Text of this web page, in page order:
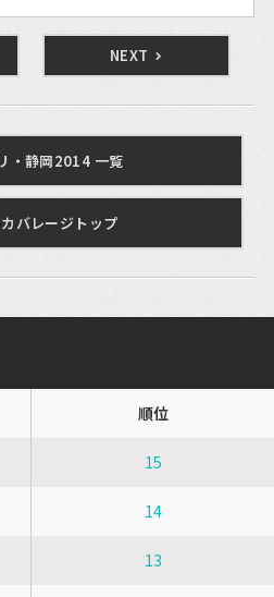
NEXT
・静岡2014 一覧
バレージトップ
順位
15
14
13